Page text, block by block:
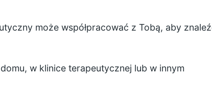
może współpracować z Tobą, aby
w klinice terapeutycznej lub w innym